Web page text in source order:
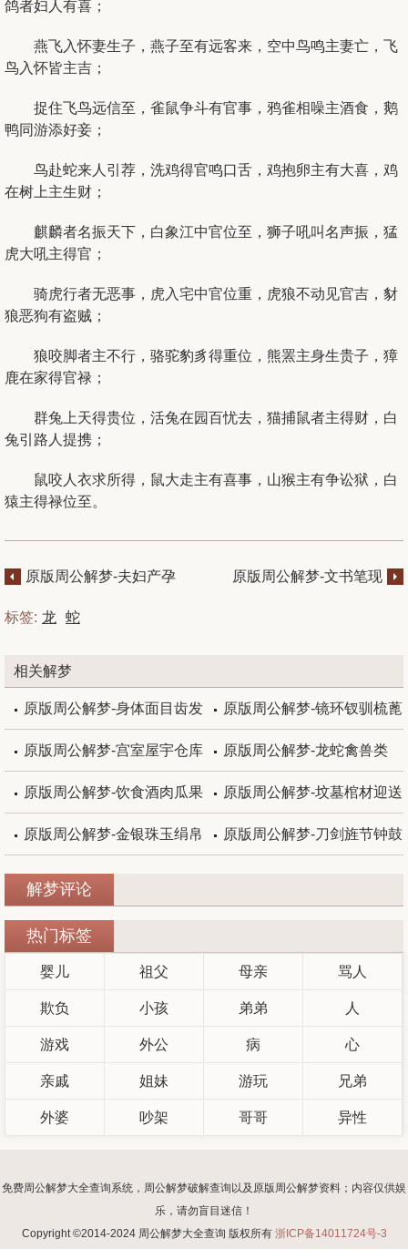
鸽者妇人有喜；
燕飞入怀妻生子，燕子至有远客来，空中鸟鸣主妻亡，飞
鸟入怀皆主吉；
捉住飞鸟远信至，雀鼠争斗有官事，鸦雀相噪主酒食，鹅
鸭同游添好妾；
鸟赴蛇来人引荐，洗鸡得官鸣口舌，鸡抱卵主有大喜，鸡
在树上主生财；
麒麟者名振天下，白象江中官位至，狮子吼叫名声振，猛
虎大吼主得官；
骑虎行者无恶事，虎入宅中官位重，虎狼不动见官吉，豺
狼恶狗有盗贼；
狼咬脚者主不行，骆驼豹豸得重位，熊罴主身生贵子，獐
鹿在家得官禄；
群兔上天得贵位，活兔在园百忧去，猫捕鼠者主得财，白
兔引路人提携；
鼠咬人衣求所得，鼠大走主有喜事，山猴主有争讼狱，白
猿主得禄位至。
原版周公解梦-夫妇产孕
原版周公解梦-文书笔现
标签: 龙 蛇
相关解梦
原版周公解梦-身体面目齿发 原版周公解梦-镜环钗驯梳蓖
原版周公解梦-宫室屋宇仓库 原版周公解梦-龙蛇禽兽类
原版周公解梦-饮食酒肉瓜果 原版周公解梦-坟墓棺材迎送
原版周公解梦-金银珠玉绢帛 原版周公解梦-刀剑旌节钟鼓
解梦评论
热门标签
婴儿 祖父 母亲 骂人
欺负 小孩 弟弟 人
游戏 外公 病 心
亲戚 姐妹 游玩 兄弟
外婆 吵架 哥哥 异性
免费周公解梦大全查询系统，周公解梦破解查询以及原版周公解梦资料；内容仅供娱
乐，请勿盲目迷信！
Copyright ©2014-2024 周公解梦大全查询 版权所有 浙ICP备14011724号-3